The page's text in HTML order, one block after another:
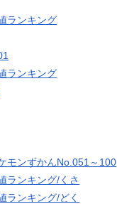
ランキング
ランキング
モンずかんNo.051～100
ランキング/くさ
ランキング/どく